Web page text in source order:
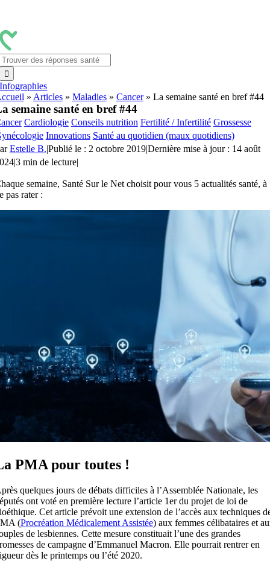
contenu
Infographies
» Articles» Maladies» Cancer» La semaine santé en bref #44
semaine santé en bref #44
Cardiologie Conseils nutrition Fertilité / Infertilité Grossesse
Innovations Santé au quotidien (maux quotidiens)
Estelle B.|Publié le : 2 octobre 2019|Dernière mise à jour : 14 août
|3 min de lecture|
semaine, Santé Sur le Net choisit pour vous 5 actualités santé, à
pas rater :
PMA pour toutes !
quelques jours de débats difficiles à l’Assemblée Nationale, les
ont voté en première lecture l’article 1er du projet de loi de
Cet article prévoit une extension de l’accès aux techniques
(Procréation Médicalement Assistée) aux femmes célibataires et
de lesbiennes. Cette mesure constituait l’une des grandes
de campagne d’Emmanuel Macron. Elle pourrait rentrer en
dès le printemps ou l’été 2020.